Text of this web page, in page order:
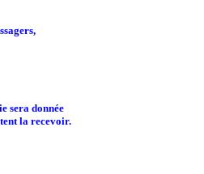
sera donnée
la recevoir.